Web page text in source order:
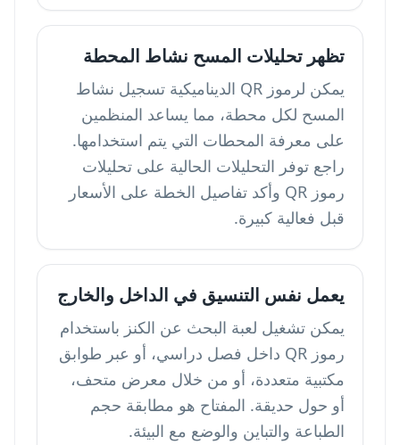
تظهر تحليلات المسح نشاط المحطة
يمكن لرموز QR الديناميكية تسجيل نشاط
المسح لكل محطة، مما يساعد المنظمين
على معرفة المحطات التي يتم استخدامها.
راجع توفر التحليلات الحالية على تحليلات
رموز QR
وأكد تفاصيل الخطة على الأسعار
قبل فعالية كبيرة.
يعمل نفس التنسيق في الداخل والخارج
يمكن تشغيل لعبة البحث عن الكنز باستخدام
رموز QR داخل فصل دراسي، أو عبر طوابق
مكتبية متعددة، أو من خلال معرض متحف،
أو حول حديقة. المفتاح هو مطابقة حجم
الطباعة والتباين والوضع مع البيئة.